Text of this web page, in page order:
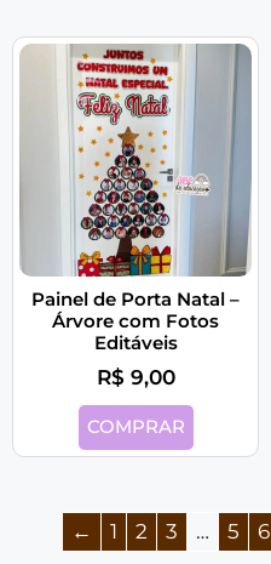
Painel de Porta Natal –
Árvore com Fotos
Editáveis
R$ 9,00
COMPRAR
← 1 2 3 … 5 6